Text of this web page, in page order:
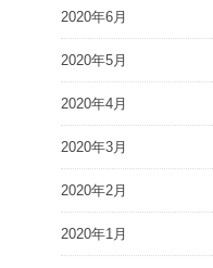
2020年6月
2020年5月
2020年4月
2020年3月
2020年2月
2020年1月